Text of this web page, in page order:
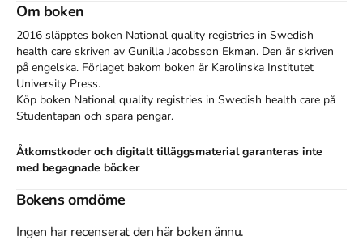
Om boken
2016 släpptes boken National quality registries in Swedish
health care skriven av Gunilla Jacobsson Ekman. Den är skriven
på engelska. Förlaget bakom boken är Karolinska Institutet
University Press.
Köp boken National quality registries in Swedish health care på
Studentapan och spara pengar.
Åtkomstkoder och digitalt tilläggsmaterial garanteras inte
med begagnade böcker
Referera tillNational quality registries in Swedish health
care
Bokens omdöme
Ingen har recenserat den här boken ännu.